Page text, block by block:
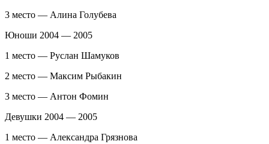
3 место — Алина Голубева
Юноши 2004 — 2005
1 место — Руслан Шамуков
2 место — Максим Рыбакин
3 место — Антон Фомин
Девушки 2004 — 2005
1 место — Александра Грязнова